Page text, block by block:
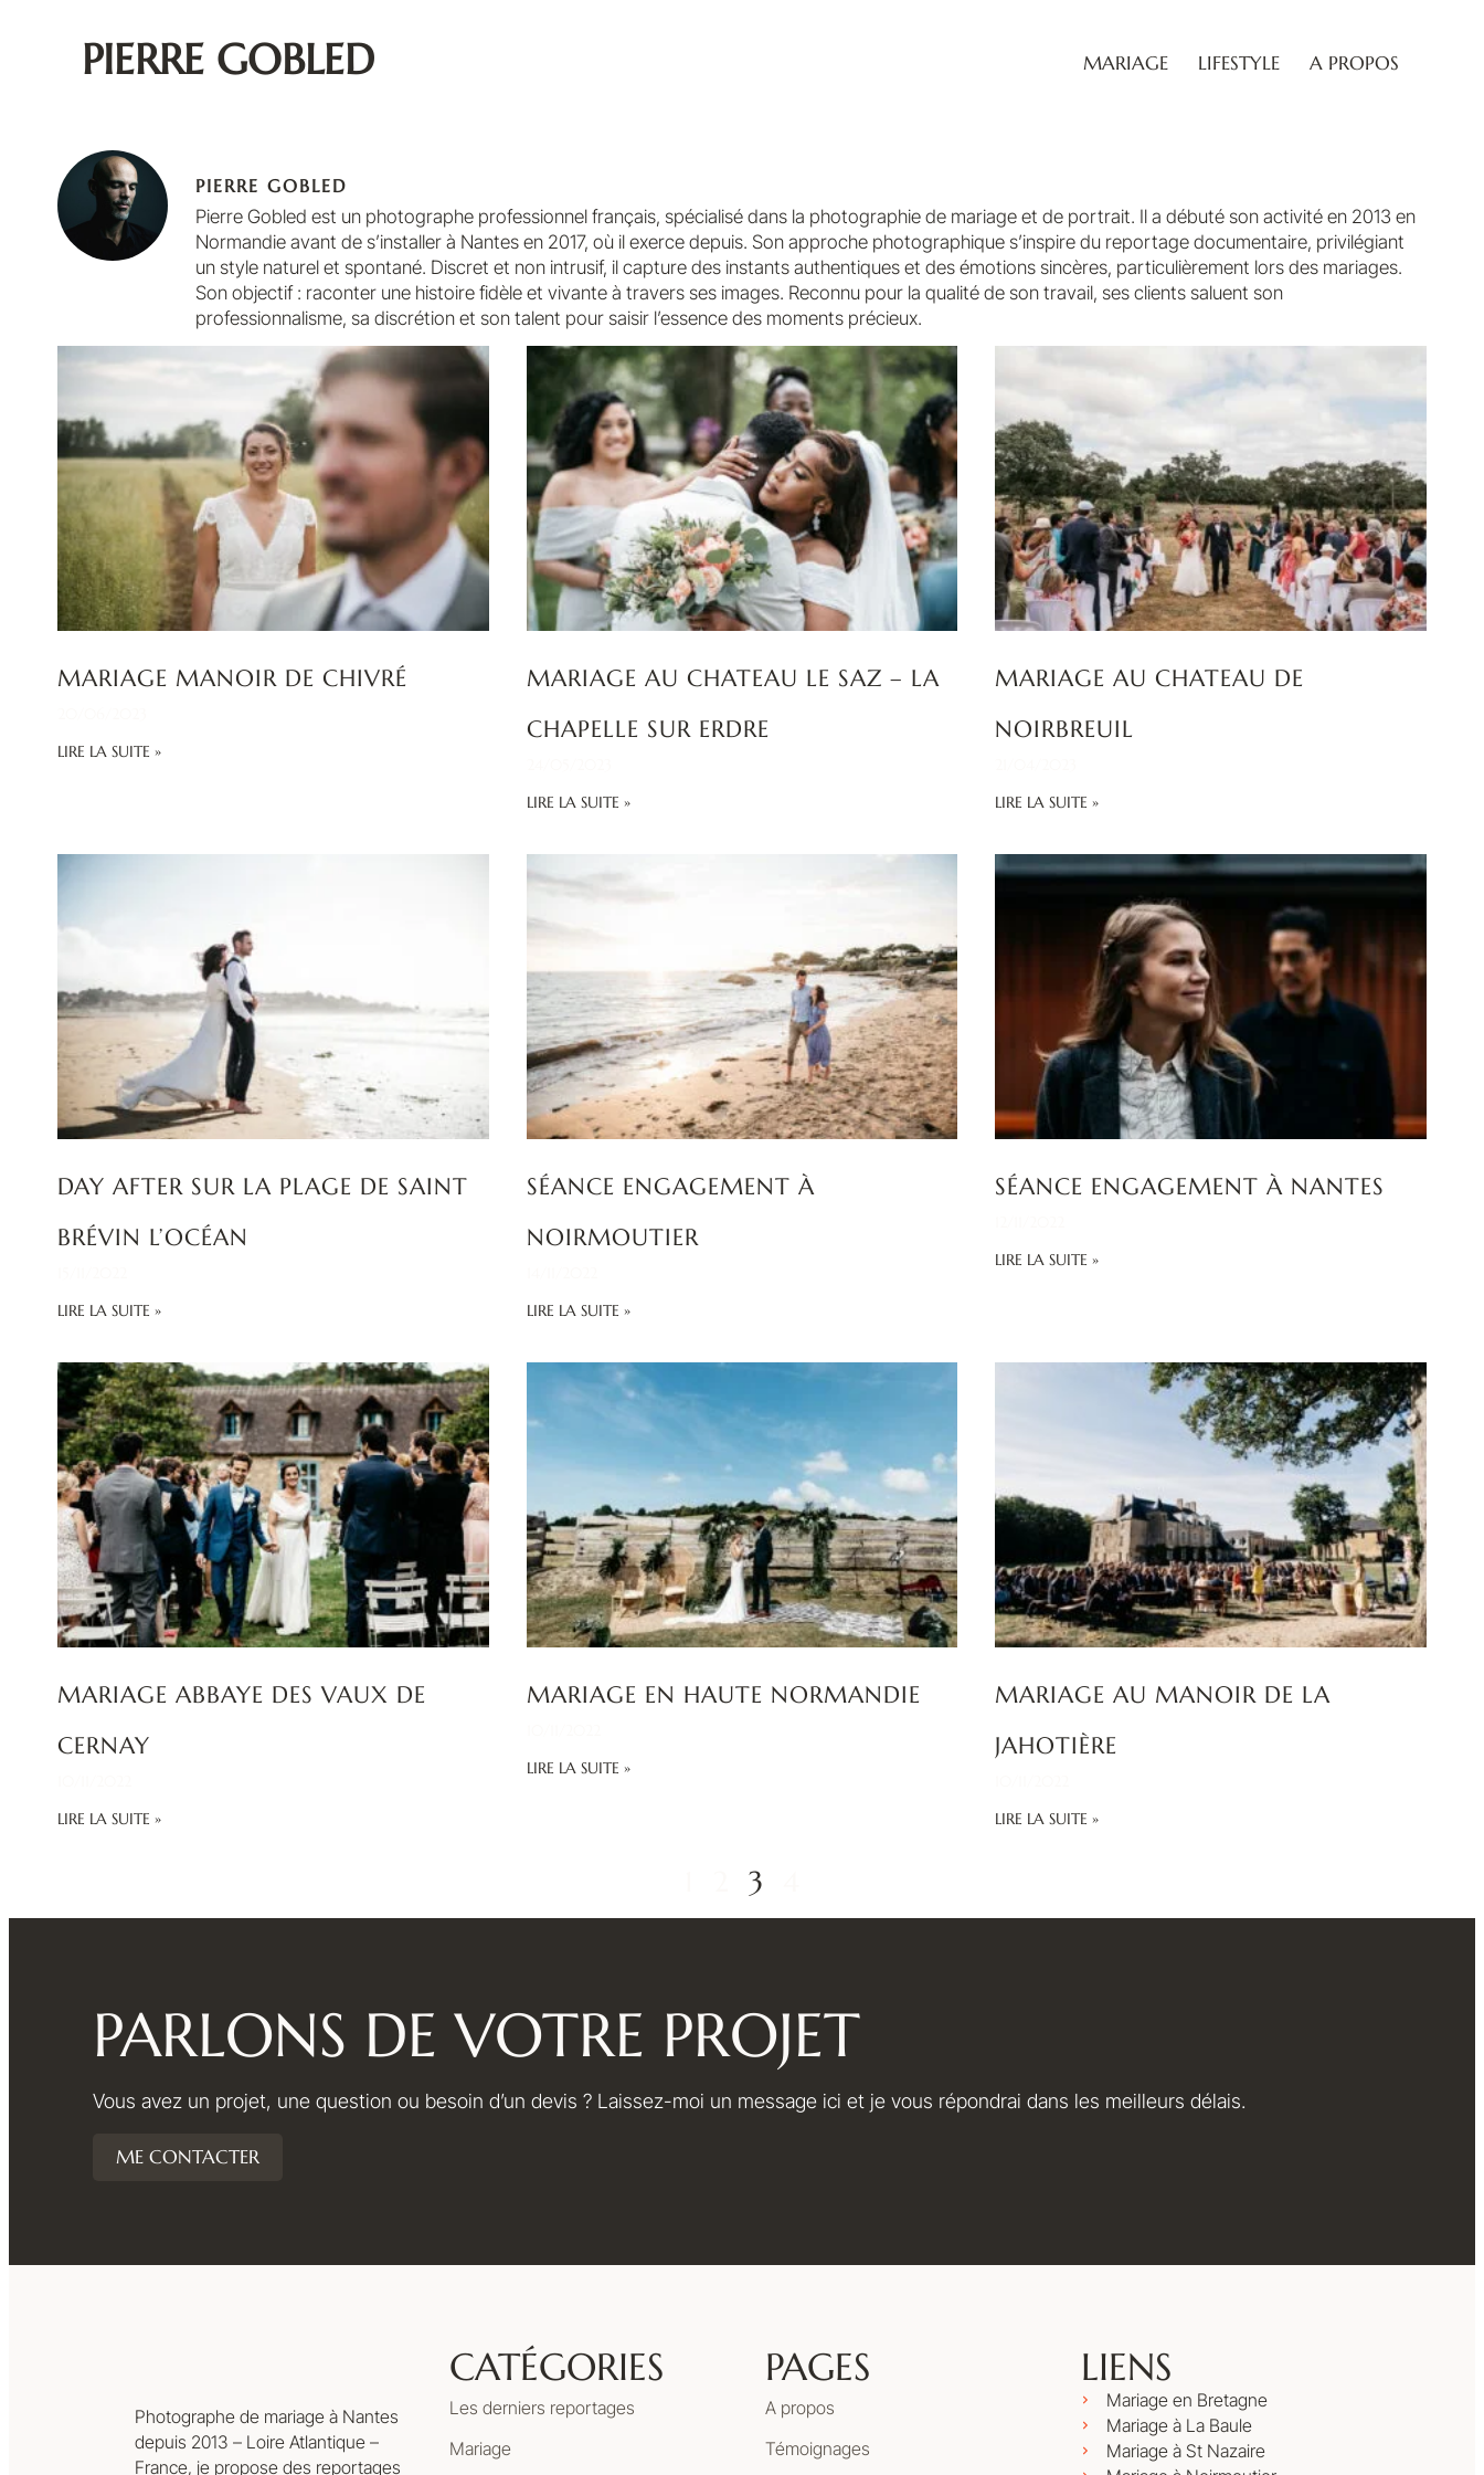
PIERRE GOBLED MARIAGE LIFESTYLE A PROPOS
PIERRE GOBLED
Pierre Gobled est un photographe professionnel français, spécialisé dans la photographie de mariage et de portrait. Il a débuté son activité en 2013 en
Normandie avant de s’installer à Nantes en 2017, où il exerce depuis. Son approche photographique s’inspire du reportage documentaire, privilégiant
un style naturel et spontané. Discret et non intrusif, il capture des instants authentiques et des émotions sincères, particulièrement lors des mariages.
Son objectif : raconter une histoire fidèle et vivante à travers ses images. Reconnu pour la qualité de son travail, ses clients saluent son
professionnalisme, sa discrétion et son talent pour saisir l’essence des moments précieux.
MARIAGE MANOIR DE CHIVRÉ
LIRE LA SUITE »
MARIAGE AU CHATEAU LE SAZ – LA
CHAPELLE SUR ERDRE
LIRE LA SUITE »
MARIAGE AU CHATEAU DE
NOIRBREUIL
LIRE LA SUITE »
DAY AFTER SUR LA PLAGE DE SAINT
BRÉVIN L’OCÉAN
LIRE LA SUITE »
SÉANCE ENGAGEMENT À
NOIRMOUTIER
LIRE LA SUITE »
SÉANCE ENGAGEMENT À NANTES
LIRE LA SUITE »
MARIAGE ABBAYE DES VAUX DE
CERNAY
LIRE LA SUITE »
MARIAGE EN HAUTE NORMANDIE
LIRE LA SUITE »
MARIAGE AU MANOIR DE LA
JAHOTIÈRE
LIRE LA SUITE »
3
PARLONS DE VOTRE PROJET
Vous avez un projet, une question ou besoin d’un devis ? Laissez-moi un message ici et je vous répondrai dans les meilleurs délais.
ME CONTACTER
Photographe de mariage à Nantes
depuis 2013 – Loire Atlantique –
France, je propose des reportages
CATÉGORIES
Les derniers reportages
Mariage
PAGES
A propos
Témoignages
LIENS
Mariage en Bretagne
Mariage à La Baule
Mariage à St Nazaire